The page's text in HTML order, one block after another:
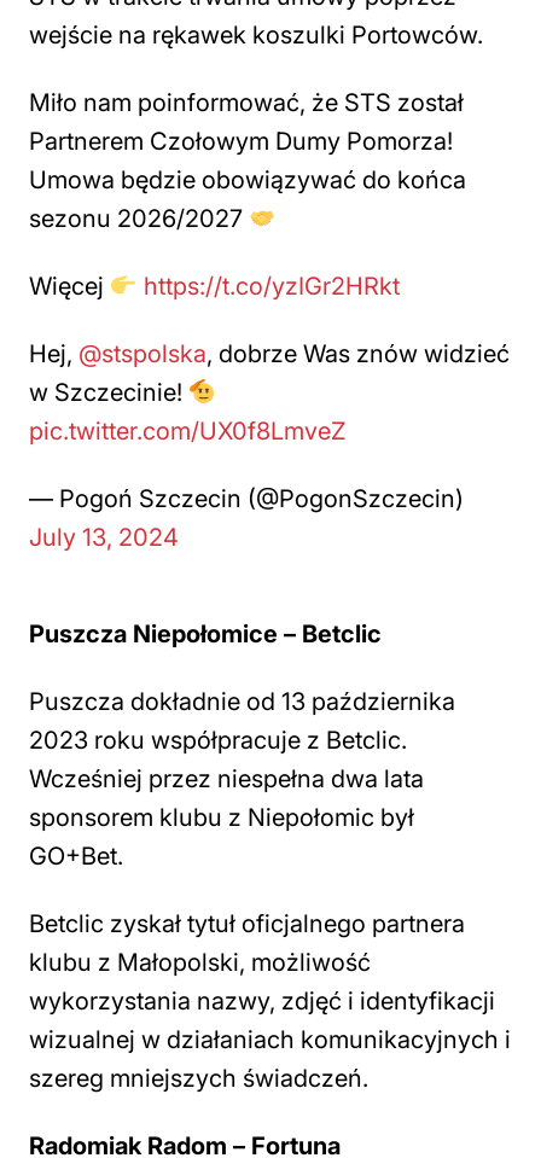
wejście na rękawek koszulki Portowców.
Miło nam poinformować, że STS został
Partnerem Czołowym Dumy Pomorza!
Umowa będzie obowiązywać do końca
sezonu 2026/2027
Więcej https://t.co/yzIGr2HRkt
Hej, @stspolska, dobrze Was znów widzieć
w Szczecinie!
pic.twitter.com/UX0f8LmveZ
— Pogoń Szczecin (@PogonSzczecin)
July 13, 2024
Puszcza Niepołomice – Betclic
Puszcza dokładnie od 13 października
2023 roku współpracuje z Betclic.
Wcześniej przez niespełna dwa lata
sponsorem klubu z Niepołomic był
GO+Bet.
Betclic zyskał tytuł oficjalnego partnera
klubu z Małopolski, możliwość
wykorzystania nazwy, zdjęć i identyfikacji
wizualnej w działaniach komunikacyjnych i
szereg mniejszych świadczeń.
Radomiak Radom – Fortuna